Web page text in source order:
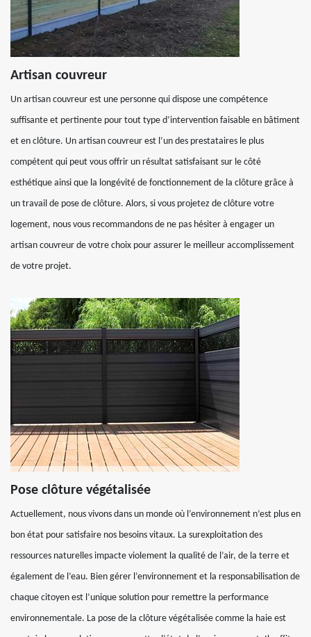
Artisan couvreur
Un artisan couvreur est une personne qui dispose une compétence
suffisante et pertinente pour tout type d’intervention faisable en bâtiment
et en clôture. Un artisan couvreur est l’un des prestataires le plus
compétent qui peut vous offrir un résultat satisfaisant sur le côté
esthétique ainsi que la longévité de fonctionnement de la clôture grâce à
un travail de pose de clôture. Alors, si vous projetez de clôture votre
logement, nous vous recommandons de ne pas hésiter à engager un
artisan couvreur de votre choix pour assurer le meilleur accomplissement
de votre projet.
Pose clôture végétalisée
Actuellement, nous vivons dans un monde où l’environnement n’est plus en
bon état pour satisfaire nos besoins vitaux. La surexploitation des
ressources naturelles impacte violement la qualité de l’air, de la terre et
également de l’eau. Bien gérer l’environnement et la responsabilisation de
chaque citoyen est l’unique solution pour remettre la performance
environnementale. La pose de la clôture végétalisée comme la haie est